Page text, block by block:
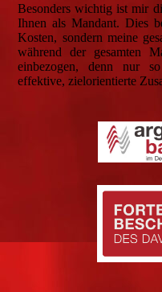
Besonders wichtig ist mir
Ihnen als Mandant. Dies
Kosten, sondern meine
während der gesamten
einbezogen, denn nur
effektive, zielorientierte